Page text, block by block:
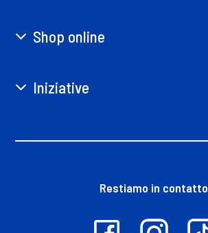
Shop online
Iniziative
Restiamo in contatto